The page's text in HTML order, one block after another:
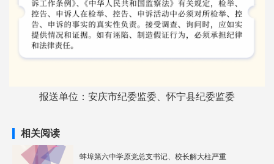
报送单位：安庆市纪委监委、怀宁县纪委监委
相关阅读
蚌埠第六中学原党总支书记、校长解大柱严重